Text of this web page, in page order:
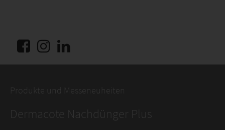
Produkte und Messeneuheiten
Dermacote Nachdünger Plus